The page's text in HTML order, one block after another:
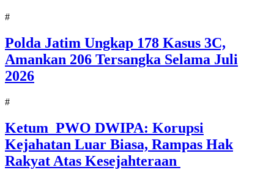
#
Polda Jatim Ungkap 178 Kasus 3C,
Amankan 206 Tersangka Selama Juli
2026
#
Ketum PWO DWIPA: Korupsi
Kejahatan Luar Biasa, Rampas Hak
Rakyat Atas Kesejahteraan